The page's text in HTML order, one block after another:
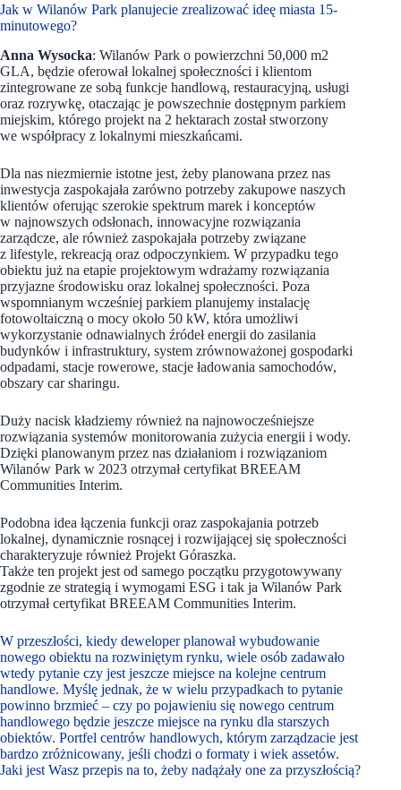
Jak w Wilanów Park planujecie zrealizować ideę miasta 15-
minutowego?
Anna Wysocka: Wilanów Park o powierzchni 50,000 m2
GLA, będzie oferował lokalnej społeczności i klientom
zintegrowane ze sobą funkcje handlową, restauracyjną, usługi
oraz rozrywkę, otaczając je powszechnie dostępnym parkiem
miejskim, którego projekt na 2 hektarach został stworzony
we współpracy z lokalnymi mieszkańcami.
Dla nas niezmiernie istotne jest, żeby planowana przez nas
inwestycja zaspokajała zarówno potrzeby zakupowe naszych
klientów oferując szerokie spektrum marek i konceptów
w najnowszych odsłonach, innowacyjne rozwiązania
zarządcze, ale również zaspokajała potrzeby związane
z lifestyle, rekreacją oraz odpoczynkiem. W przypadku tego
obiektu już na etapie projektowym wdrażamy rozwiązania
przyjazne środowisku oraz lokalnej społeczności. Poza
wspomnianym wcześniej parkiem planujemy instalację
fotowoltaiczną o mocy około 50 kW, która umożliwi
wykorzystanie odnawialnych źródeł energii do zasilania
budynków i infrastruktury, system zrównoważonej gospodarki
odpadami, stacje rowerowe, stacje ładowania samochodów,
obszary car sharingu.
Duży nacisk kładziemy również na najnowocześniejsze
rozwiązania systemów monitorowania zużycia energii i wody.
Dzięki planowanym przez nas działaniom i rozwiązaniom
Wilanów Park w 2023 otrzymał certyfikat BREEAM
Communities Interim.
Podobna idea łączenia funkcji oraz zaspokajania potrzeb
lokalnej, dynamicznie rosnącej i rozwijającej się społeczności
charakteryzuje również Projekt Góraszka.
Także ten projekt jest od samego początku przygotowywany
zgodnie ze strategią i wymogami ESG i tak ja Wilanów Park
otrzymał certyfikat BREEAM Communities Interim.
W przeszłości, kiedy deweloper planował wybudowanie
nowego obiektu na rozwiniętym rynku, wiele osób zadawało
wtedy pytanie czy jest jeszcze miejsce na kolejne centrum
handlowe. Myślę jednak, że w wielu przypadkach to pytanie
powinno brzmieć – czy po pojawieniu się nowego centrum
handlowego będzie jeszcze miejsce na rynku dla starszych
obiektów. Portfel centrów handlowych, którym zarządzacie jest
bardzo zróżnicowany, jeśli chodzi o formaty i wiek assetów.
Jaki jest Wasz przepis na to, żeby nadążały one za przyszłością?